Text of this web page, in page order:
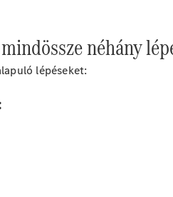
néhány
lépéseket: